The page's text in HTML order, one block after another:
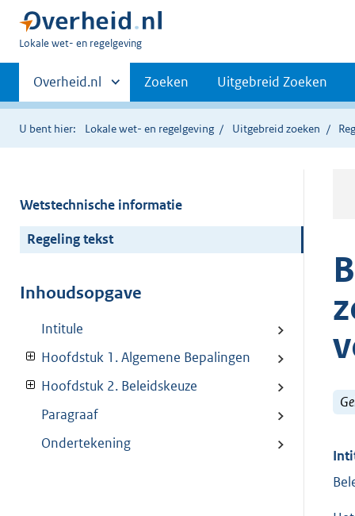
U
hier:
Lokale wet- en regelgeving
Primaire
navigatie
Andere
sites
binnen
Overheid.nl Zoeken Uitgebreid Zoeken
U bent hier: Lokale wet- en regelgeving Uitgebreid zoeken
Wetstechnische informatie
Regeling tekst
Inhoudsopgave
Intitule
Hoofdstuk 1. Algemene Bepalingen
Hoofdstuk 2. Beleidskeuze
Paragraaf
Ondertekening